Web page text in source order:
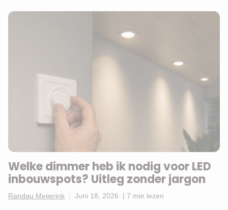
Welke dimmer heb ik nodig voor LED
inbouwspots? Uitleg zonder jargon
Randau Meijerink | Juni 18, 2026 | 7 min lezen